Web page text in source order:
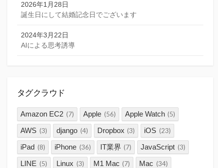
2026年1月28日
誕生日にして結婚記念日でございます
2024年3月22日
AIによる思考誘導
タグクラウド
Amazon EC2 (7) Apple (56) Apple Watch (5)
AWS (3) django (4) Dropbox (3) iOS (23)
iPad (8) iPhone (36) IT業界 (7) JavaScript (3)
LINE (5) Linux (3) M1 Mac (7) Mac (34)